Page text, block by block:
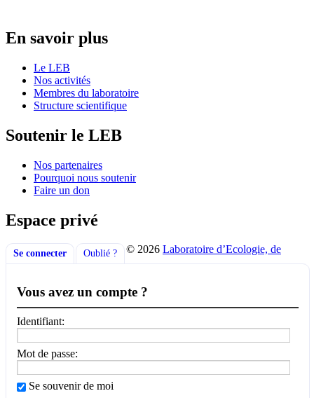
En savoir plus
Le LEB
Nos activités
Membres du laboratoire
Structure scientifique
Soutenir le LEB
Nos partenaires
Pourquoi nous soutenir
Faire un don
Espace privé
Se connecter Oublié ?
Vous avez un compte ?
Identifiant:
Mot de passe:
Se souvenir de moi
© 2026 Laboratoire d’Ecologie, de